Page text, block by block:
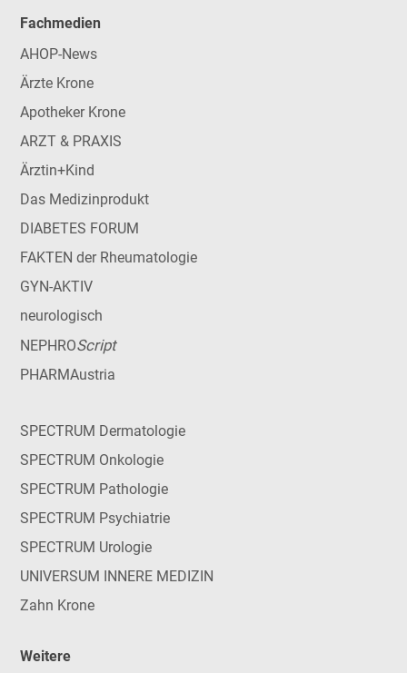
Fachmedien
AHOP-News
Ärzte Krone
Apotheker Krone
ARZT & PRAXIS
Ärztin+Kind
Das Medizinprodukt
DIABETES FORUM
FAKTEN der Rheumatologie
GYN-AKTIV
neurologisch
NEPHROScript
PHARMAustria
SPECTRUM Dermatologie
SPECTRUM Onkologie
SPECTRUM Pathologie
SPECTRUM Psychiatrie
SPECTRUM Urologie
UNIVERSUM INNERE MEDIZIN
Zahn Krone
Weitere